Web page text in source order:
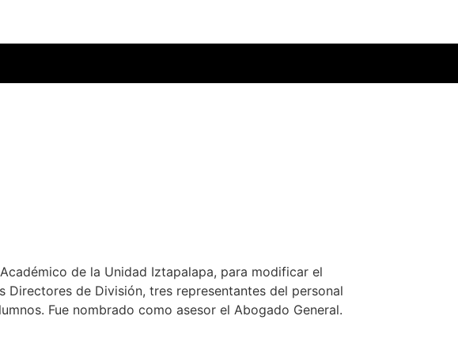
de la Unidad Iztapalapa, para modificar el
de División, tres representantes del personal
Fue nombrado como asesor el Abogado General.